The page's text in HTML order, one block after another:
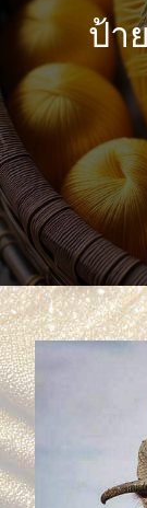
ป้า